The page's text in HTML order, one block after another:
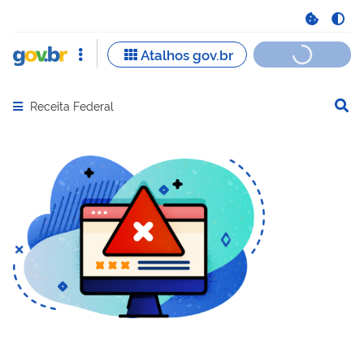
Abrir menu principal de navegação
Receita Federal